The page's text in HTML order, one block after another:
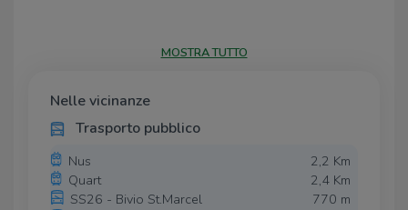
MOSTRA TUTTO
Nelle vicinanze
Trasporto pubblico
Nus
2,2 Km
Quart
2,4 Km
SS26 - Bivio St.Marcel
770 m